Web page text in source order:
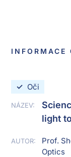
INFORMACE
✓ Oči
NÁZEV:
light
AUTOR:
Prof.
Optics